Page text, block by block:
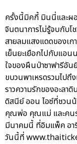
ครั้งนี้มิคกี้ มินนี่และผ
จินตนาการไม่รู้จบกับ
สายลมแสงแดดของเก
เย็นยะเยือกไปกับแอน
ใจของผืนป่าซาฟารีอัน
ขบวนพาเหรดรวมไปถึ
ราวความรักของอะล
ดิสนีย์ ออน ไอซ์ที่ชวน
คุณพ่อ คุณแม่ และคน
มีนาคมนี้ ที่อิมแพ็ค อา
วันนี้ที่